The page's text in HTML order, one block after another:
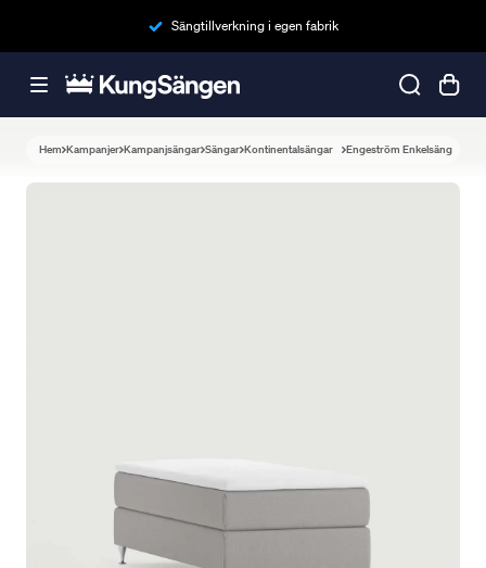
Sängtillverkning i egen fabrik
Hem Kampanjer Kampanjsängar Sängar Kontinentalsängar Engeström Enkelsäng